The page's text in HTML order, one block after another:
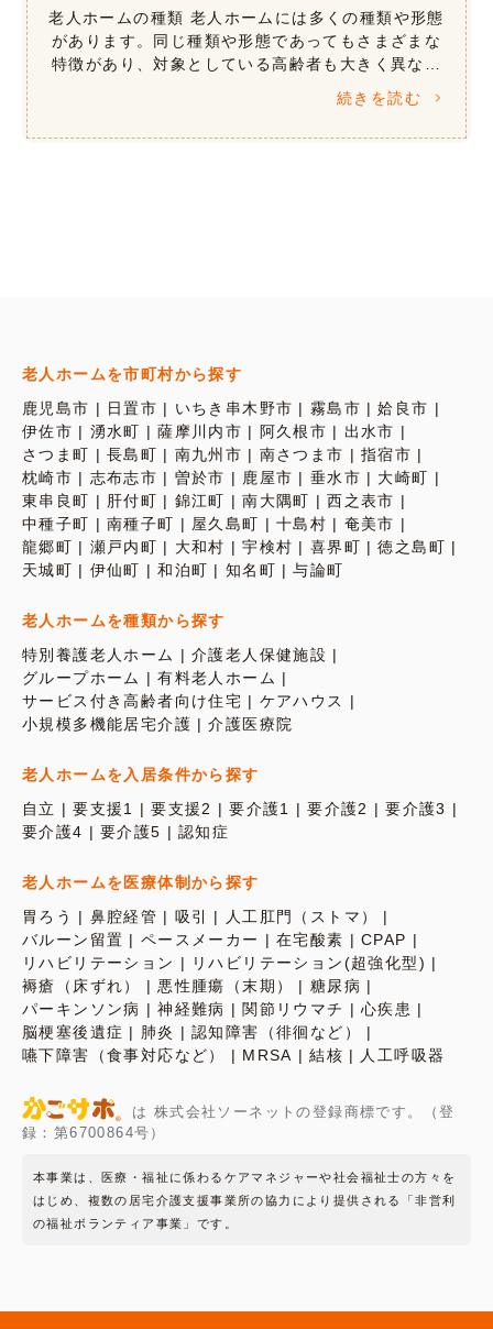
老人ホームの種類 老人ホームには多くの種類や形態
があります。同じ種類や形態であってもさまざまな
特徴があり、対象としている高齢者も大きく異なり
ます。 提供されるサービスは、介護などの生活支援
や心理療法などの認知症ケア、リハ […]
続きを読む
老人ホームを市町村から探す
鹿児島市
日置市 いちき串木野市 霧島市
姶良市
伊佐市
湧水町 薩摩川内市 阿久根市
出水市
さつま町
長島町 南九州市 南さつま市
指宿市
枕崎市
志布志市 曽於市 鹿屋市 垂水市
大崎町
東串良町
肝付町 錦江町 南大隅町
西之表市
中種子町
南種子町 屋久島町 十島村
奄美市
龍郷町
瀬戸内町 大和村 宇検村 喜界町
徳之島町
天城町
伊仙町 和泊町 知名町 与論町
老人ホームを種類から探す
特別養護老人ホーム
介護老人保健施設
グループホーム
有料老人ホーム
サービス付き高齢者向け住宅
ケアハウス
小規模多機能居宅介護
介護医療院
老人ホームを入居条件から探す
自立
要支援1 要支援2 要介護1 要介護2
要介護3
要介護4
要介護5 認知症
老人ホームを医療体制から探す
胃ろう
鼻腔経管 吸引
人工肛門（ストマ）
バルーン留置
ペースメーカー 在宅酸素
CPAP
リハビリテーション
リハビリテーション(超強化型)
褥瘡（床ずれ）
悪性腫瘍（末期）
糖尿病
パーキンソン病
神経難病 関節リウマチ
心疾患
脳梗塞後遺症
肺炎
認知障害（徘徊など）
嚥下障害（食事対応など）
MRSA 結核 人工呼吸器
は 株式会社ソーネットの登録商標です。（登
録：第6700864号）
本事業は、医療・福祉に係わるケアマネジャーや社会福祉士の方々を
はじめ、複数の居宅介護支援事業所の協力により提供される「非営利
の福祉ボランティア事業」です。